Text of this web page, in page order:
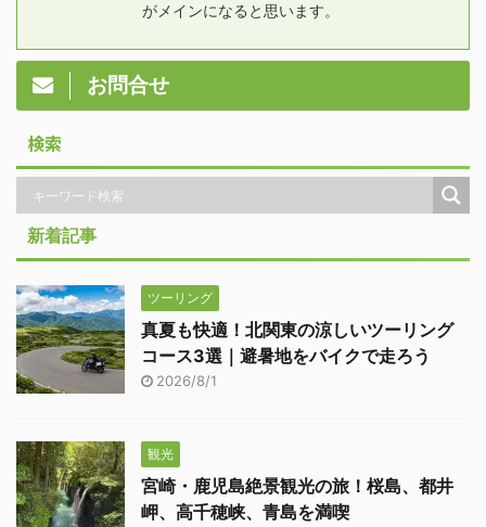
がメインになると思います。
お問合せ
検索
新着記事
ツーリング
真夏も快適！北関東の涼しいツーリング
コース3選｜避暑地をバイクで走ろう
2026/8/1
観光
宮崎・鹿児島絶景観光の旅！桜島、都井
岬、高千穂峡、青島を満喫